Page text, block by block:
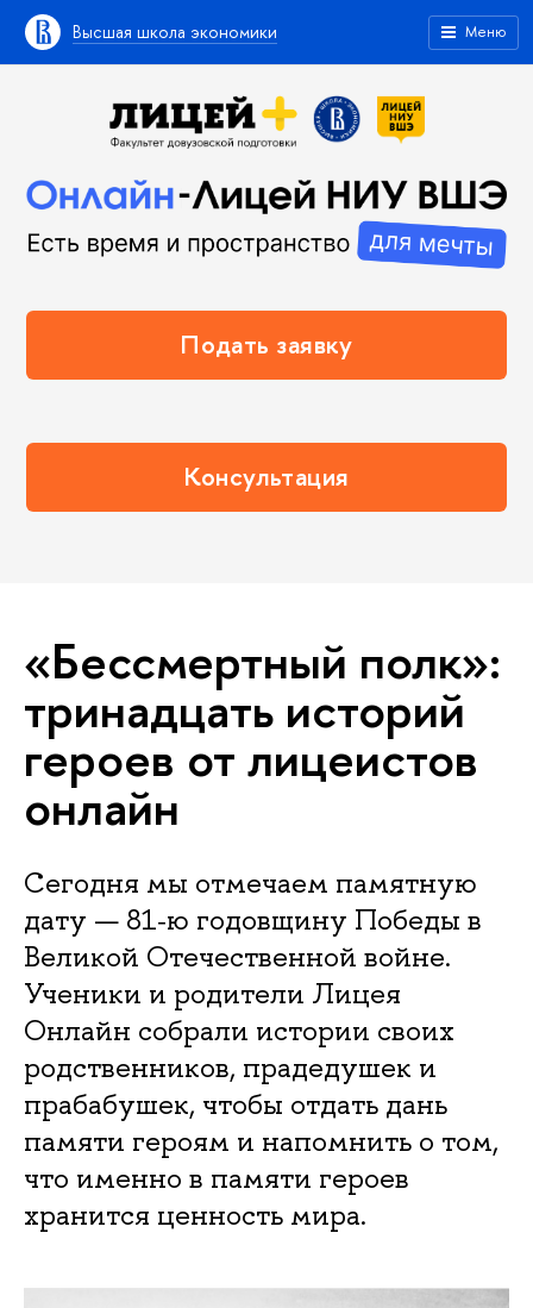
Высшая школа экономики Меню
Подать заявку
Консультация
«Бессмертный полк»:
тринадцать историй
героев от лицеистов
онлайн
Сегодня мы отмечаем памятную
дату — 81‑ю годовщину Победы в
Великой Отечественной войне.
Ученики и родители Лицея
Онлайн собрали истории своих
родственников, прадедушек и
прабабушек, чтобы отдать дань
памяти героям и напомнить о том,
что именно в памяти героев
хранится ценность мира.